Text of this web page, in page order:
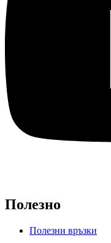
Полезно
Полезни връзки